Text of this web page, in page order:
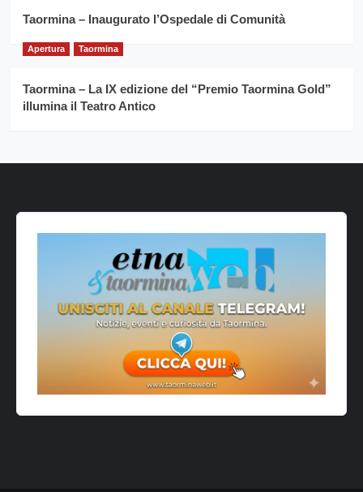
Taormina – Inaugurato l’Ospedale di Comunità
Apertura Taormina
Taormina – La IX edizione del “Premio Taormina Gold”
illumina il Teatro Antico